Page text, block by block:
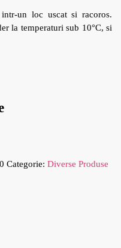
un loc uscat si racoros.
la temperaturi sub 10°C, si
Categorie: Diverse Produse